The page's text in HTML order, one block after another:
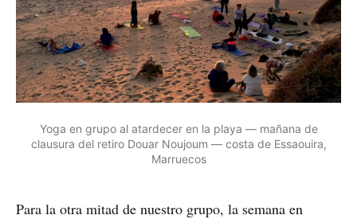
Yoga en grupo al atardecer en la playa — mañana de
clausura del retiro Douar Noujoum — costa de Essaouira,
Marruecos
Para la otra mitad de nuestro grupo, la semana en